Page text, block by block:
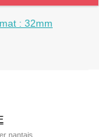
: 32mm
nantais